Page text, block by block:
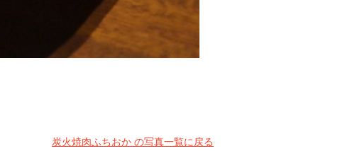
炭火焼肉ふちおか の写真一覧に戻る